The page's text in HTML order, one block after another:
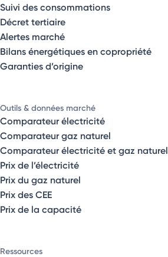
Suivi des consommations
Décret tertiaire
Alertes marché
Bilans énergétiques en copropriété
Garanties d’origine
Outils & données marché
Comparateur électricité
Comparateur gaz naturel
Comparateur électricité et gaz naturel
Prix de l’électricité
Prix du gaz naturel
Prix des CEE
Prix de la capacité
Ressources